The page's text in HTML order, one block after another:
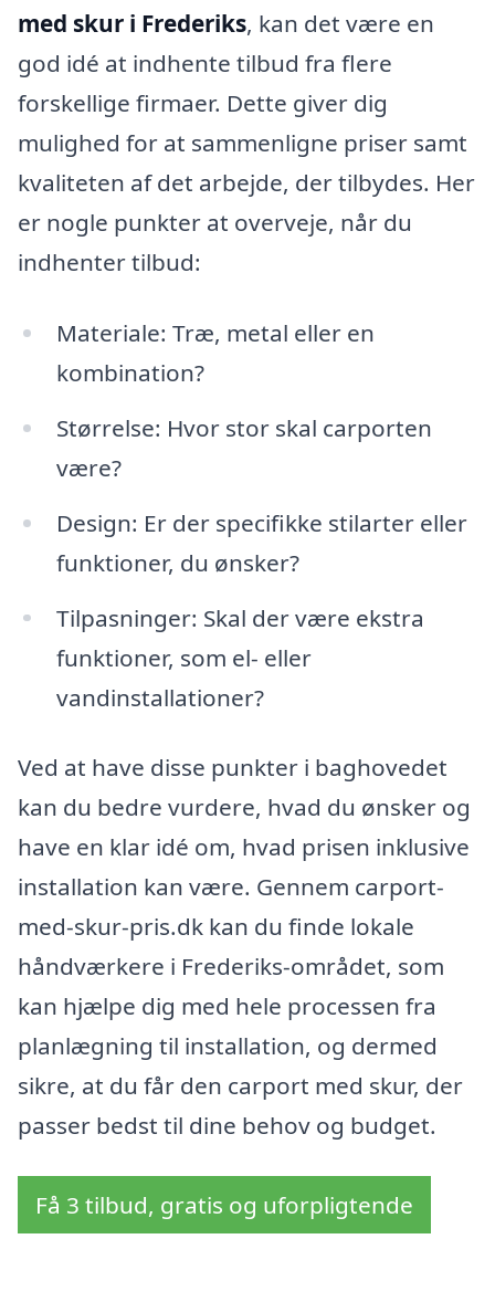
med skur i Frederiks, kan det være en
god idé at indhente tilbud fra flere
forskellige firmaer. Dette giver dig
mulighed for at sammenligne priser samt
kvaliteten af det arbejde, der tilbydes. Her
er nogle punkter at overveje, når du
indhenter tilbud:
Materiale: Træ, metal eller en
kombination?
Størrelse: Hvor stor skal carporten
være?
Design: Er der specifikke stilarter eller
funktioner, du ønsker?
Tilpasninger: Skal der være ekstra
funktioner, som el- eller
vandinstallationer?
Ved at have disse punkter i baghovedet
kan du bedre vurdere, hvad du ønsker og
have en klar idé om, hvad prisen inklusive
installation kan være. Gennem carport-
med-skur-pris.dk kan du finde lokale
håndværkere i Frederiks-området, som
kan hjælpe dig med hele processen fra
planlægning til installation, og dermed
sikre, at du får den carport med skur, der
passer bedst til dine behov og budget.
Få 3 tilbud, gratis og uforpligtende